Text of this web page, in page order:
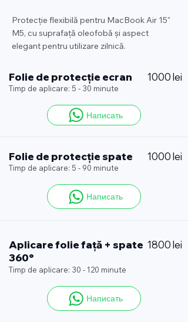
Protecție flexibilă pentru MacBook Air 15"
M5, cu suprafață oleofobă și aspect
elegant pentru utilizare zilnică.
Folie de protecție ecran 1000 lei
Timp de aplicare: 5 - 30 minute
Написать
Folie de protecție spate 1000 lei
Timp de aplicare: 5 - 90 minute
Написать
Aplicare folie față + spate
360°
1800 lei
Timp de aplicare: 30 - 120 minute
Написать